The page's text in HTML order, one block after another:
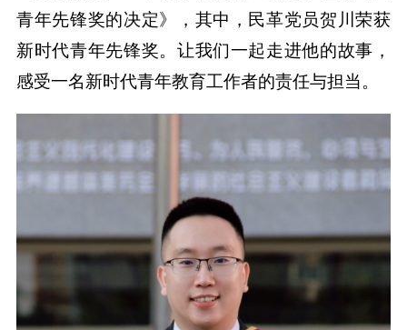
青年先锋奖的决定》，其中，民革党员贺川荣获
新时代青年先锋奖。让我们一起走进他的故事，
感受一名新时代青年教育工作者的责任与担当。